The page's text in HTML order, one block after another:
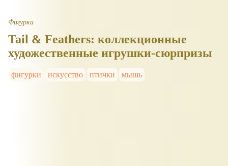
Фигурки
Tail & Feathers: коллекционные
художественные игрушки-сюрпризы
фигурки искусство птички мышь